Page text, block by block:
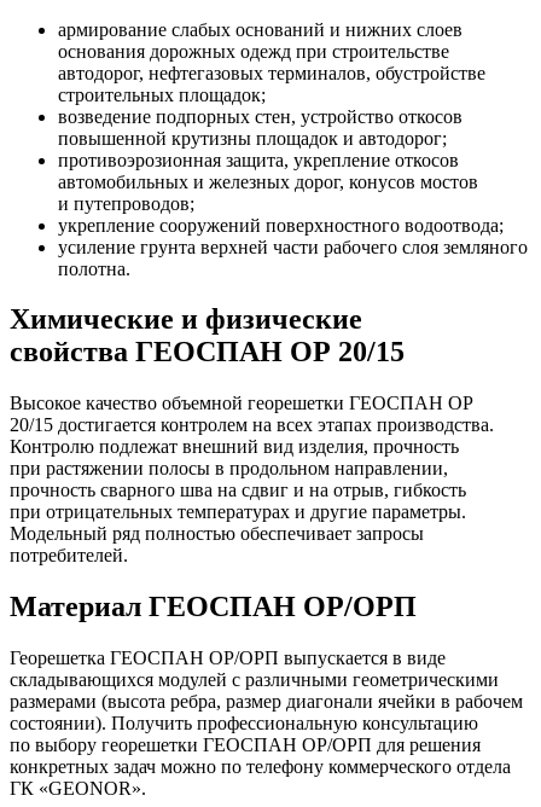
армирование слабых оснований и нижних слоев
основания дорожных одежд при строительстве
автодорог, нефтегазовых терминалов, обустройстве
строительных площадок;
возведение подпорных стен, устройство откосов
повышенной крутизны площадок и автодорог;
противоэрозионная защита, укрепление откосов
автомобильных и железных дорог, конусов мостов
и путепроводов;
укрепление сооружений поверхностного водоотвода;
усиление грунта верхней части рабочего слоя земляного
полотна.
Химические и физические
свойства ГЕОСПАН ОР 20/15
Высокое качество объемной георешетки ГЕОСПАН ОР
20/15 достигается контролем на всех этапах производства.
Контролю подлежат внешний вид изделия, прочность
при растяжении полосы в продольном направлении,
прочность сварного шва на сдвиг и на отрыв, гибкость
при отрицательных температурах и другие параметры.
Модельный ряд полностью обеспечивает запросы
потребителей.
Материал ГЕОСПАН ОР/ОРП
Георешетка ГЕОСПАН ОР/ОРП выпускается в виде
складывающихся модулей с различными геометрическими
размерами (высота ребра, размер диагонали ячейки в рабочем
состоянии). Получить профессиональную консультацию
по выбору георешетки ГЕОСПАН ОР/ОРП для решения
конкретных задач можно по телефону коммерческого отдела
ГК «GEONOR».